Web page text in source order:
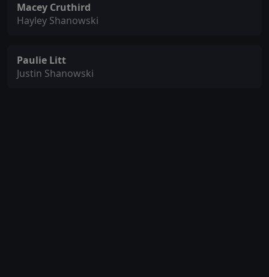
Macey Cruthird
Hayley Shanowski
Paulie Litt
Justin Shanowski